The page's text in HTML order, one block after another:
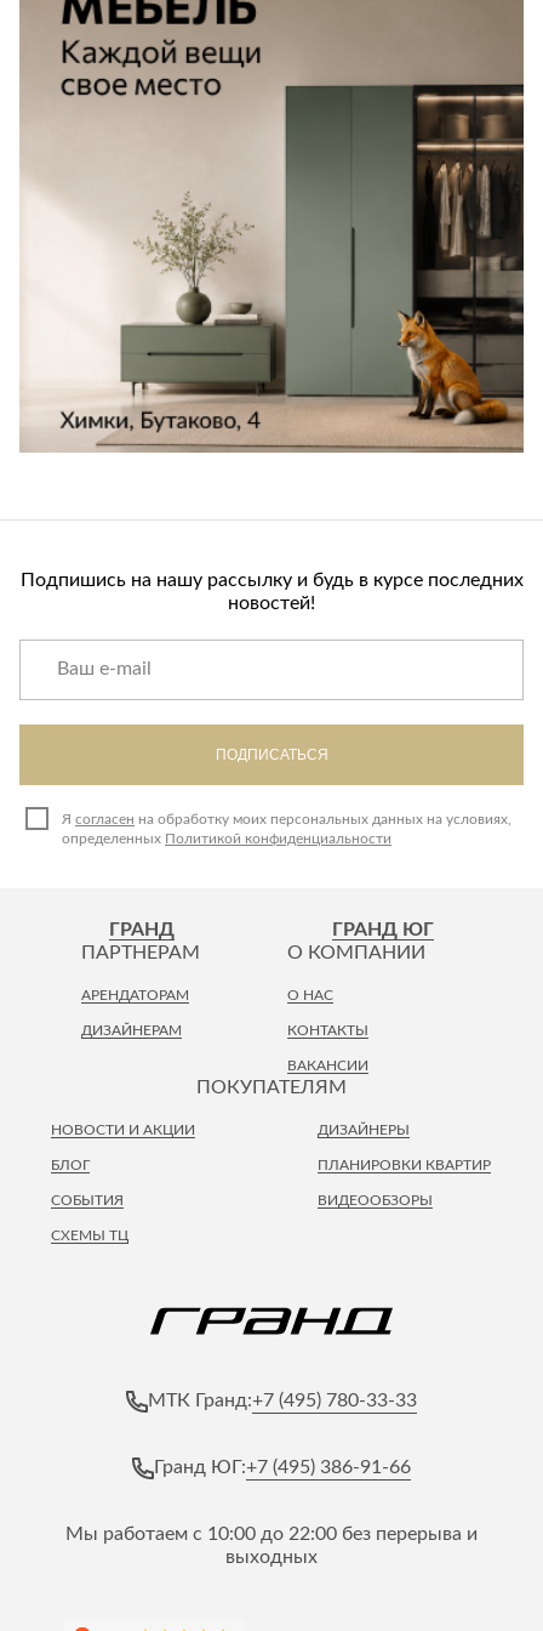
Подпишись на нашу рассылку и будь в курсе последних
новостей!
ПОДПИСАТЬСЯ
Я согласен на обработку моих персональных данных на условиях,
определенных Политикой конфиденциальности
ГРАНД ГРАНД ЮГ
ПОКУПАТЕЛЯМ
НОВОСТИ И АКЦИИ
ПЛАНИРОВКИ КВАРТИР
ВИДЕООБЗОРЫ
БЛОГ
СОБЫТИЯ
СХЕМЫ ТЦ
ДИЗАЙНЕРЫ
ПАРТНЕРАМ
АРЕНДАТОРАМ
ДИЗАЙНЕРАМ
О КОМПАНИИ
О НАС
КОНТАКТЫ
ВАКАНСИИ
МТК Гранд:+7 (495) 780-33-33
Гранд ЮГ:+7 (495) 386-91-66
Мы работаем с 10:00 до 22:00 без перерыва и
выходных